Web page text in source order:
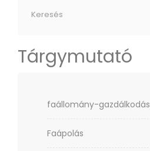
Tárgymutató
faállomány-gazdálkodás
Faápolás